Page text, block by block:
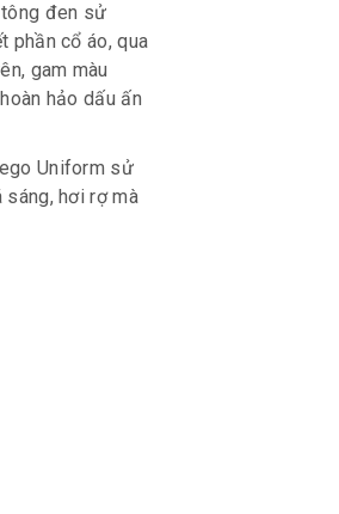
đen sử
phần cổ áo, qua
gam màu
hảo dấu ấn
Uniform sử
sáng, hơi rợ mà